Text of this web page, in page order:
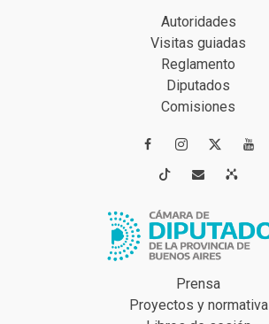
Autoridades
Visitas guiadas
Reglamento
Diputados
Comisiones
 
 
Prensa
Proyectos y normativa